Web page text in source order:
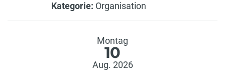
Kategorie: Organisation
Montag
10
Aug. 2026